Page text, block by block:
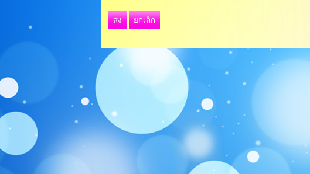
ส่ง ยกเลิก